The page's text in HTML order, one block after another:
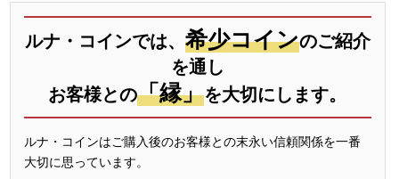
ルナ・コインでは、 希少コインのご紹介
を通し
お客様との「縁」を大切にします。
ルナ・コインはご購入後のお客様との末永い信頼関係を一番
大切に思っています。